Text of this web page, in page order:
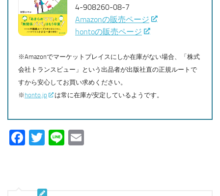
4-908260-08-7
Amazonの販売ページ
hontoの販売ページ
※Amazonでマーケットプレイスにしか在庫がない場合、「株式
会社トランスビュー」という出品者が出版社直の正規ルートで
すから安心してお買い求めください。
※ honto.jp は常に在庫が安定しているようです。
Facebook
Twitter
Line